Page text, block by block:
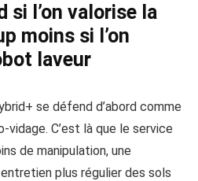
si l’on valorise la
moins si l’on
laveur
se défend d’abord comme
C’est là que le service
de manipulation, une
plus régulier des sols